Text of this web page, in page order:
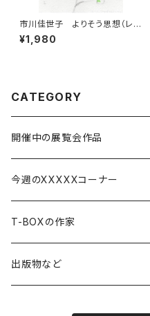
市川佳世子 よりそう思想（レン
ゲショウマ）
¥1,980
CATEGORY
開催中の展覧会作品
渡辺つぶら展ーお好み八百万神
中山美代子展 かさなり+つむぎ
今週のXXXXXコーナー
今週の関菜穂子
今週の市川佳世子
T-BOXの作家
関菜穂子
出版物など